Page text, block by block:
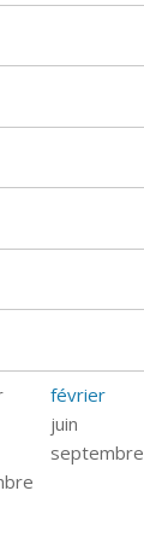
février
juin
septembre